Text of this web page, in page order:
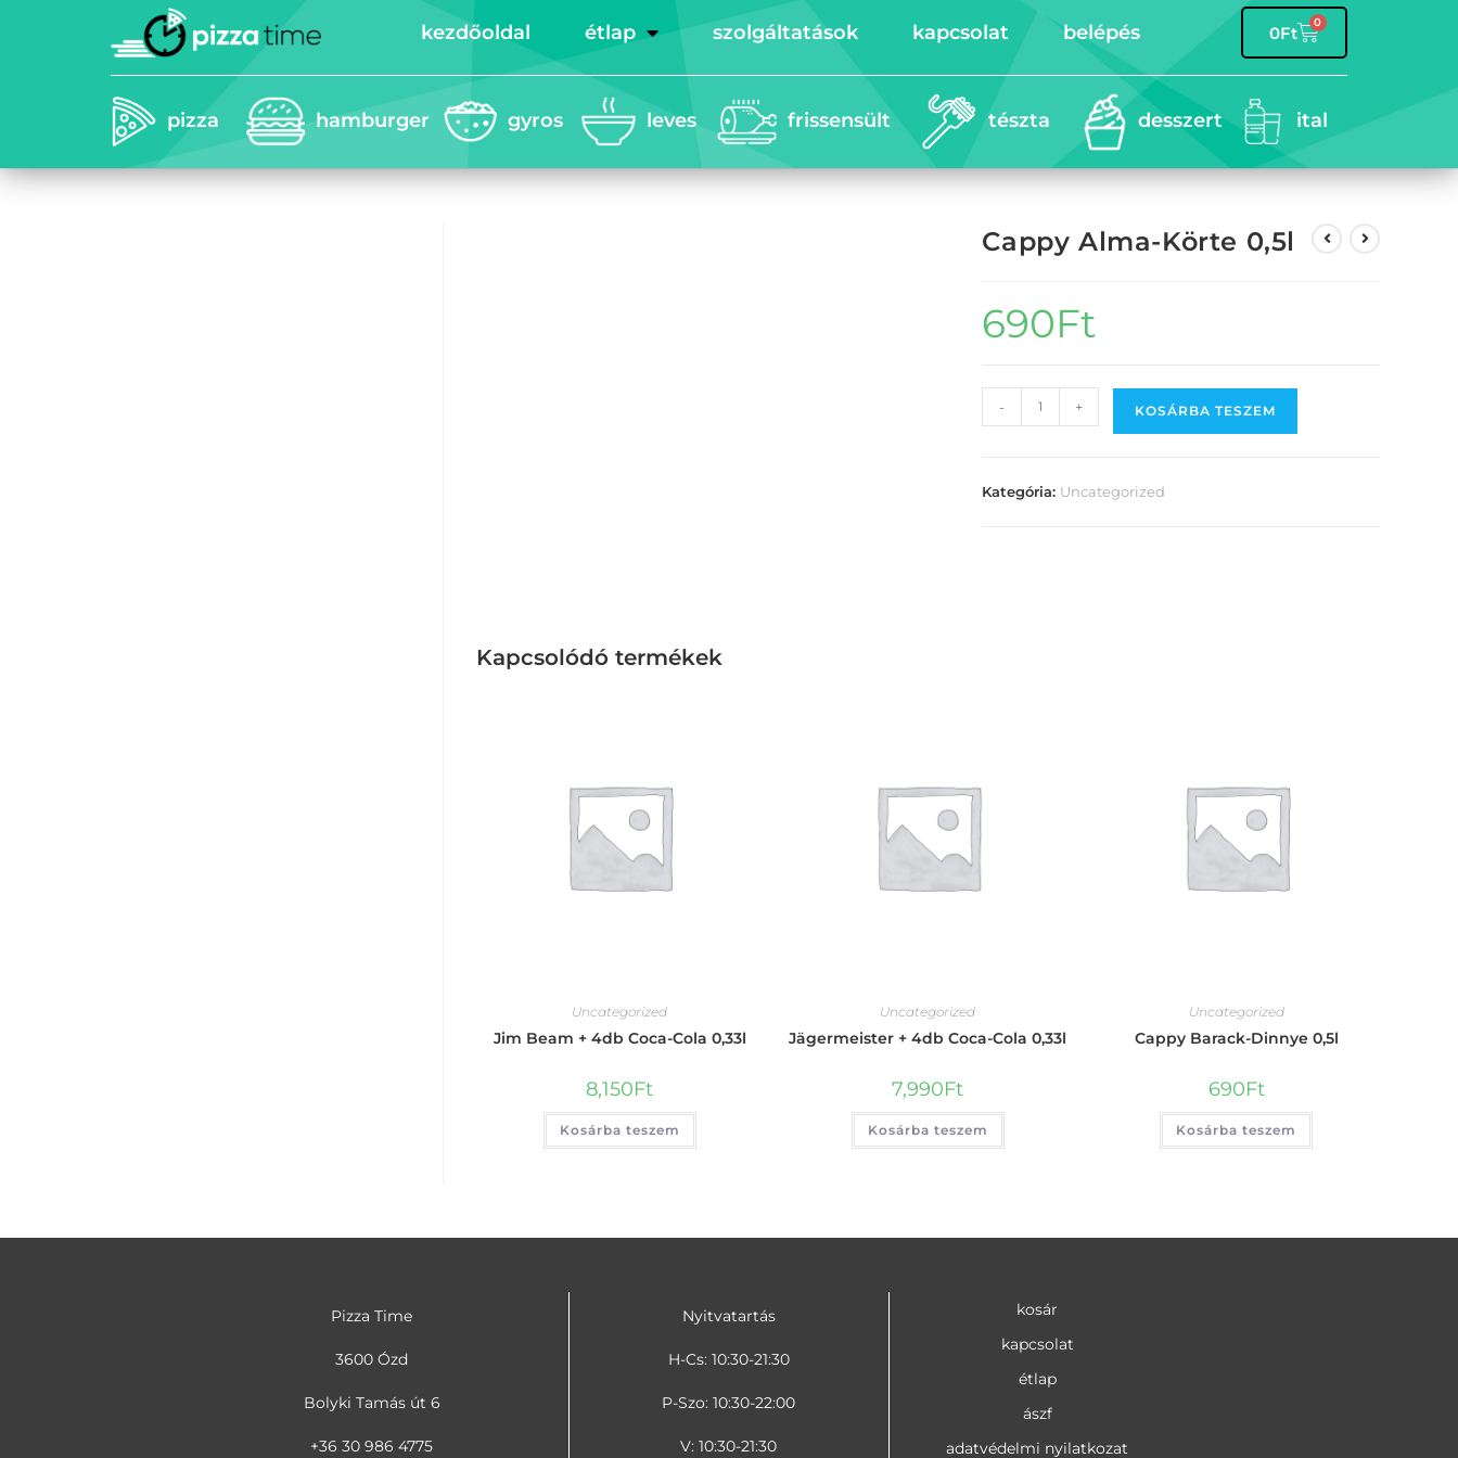
kezdőoldal étlap szolgáltatások kapcsolat belépés 0Ft 0
pizza hamburger gyros leves frissensült tészta desszert ital
Cappy Alma-Körte 0,5l
690Ft
- + KOSÁRBA TESZEM
Kategória: Uncategorized
Kapcsolódó termékek
Uncategorized
Jim Beam + 4db Coca-Cola 0,33l
8,150Ft
Kosárba teszem
Uncategorized
Jägermeister + 4db Coca-Cola 0,33l
7,990Ft
Kosárba teszem
Uncategorized
Cappy Barack-Dinnye 0,5l
690Ft
Kosárba teszem
Pizza Time
3600 Ózd
Bolyki Tamás út 6
+36 30 986 4775
Nyitvatartás
H-Cs: 10:30-21:30
P-Szo: 10:30-22:00
V: 10:30-21:30
kosár
kapcsolat
étlap
ászf
adatvédelmi nyilatkozat